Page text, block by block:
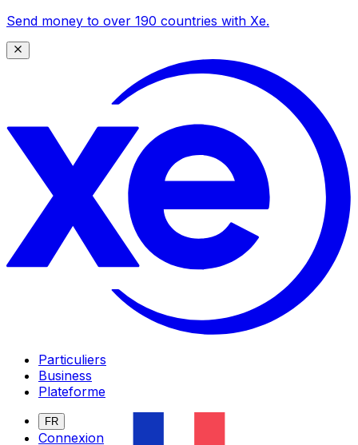
Send money to over 190 countries with Xe.
Particuliers
Business
Plateforme
FR
Connexion